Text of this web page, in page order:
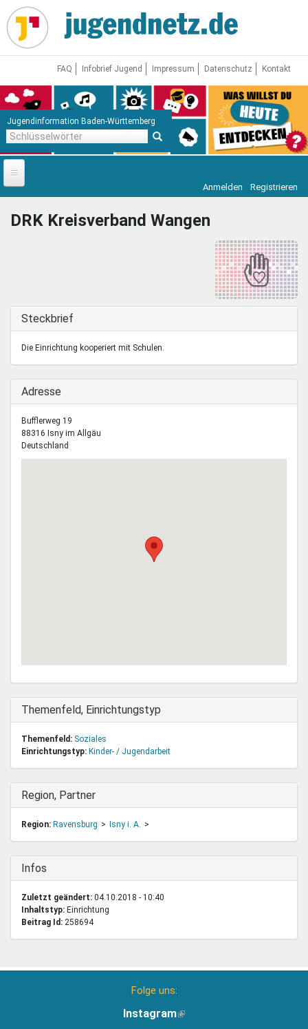
Direkt
zum
Inhalt
FAQ Infobrief Jugend Impressum Datenschutz Kontakt
Jugendinformation Baden-Württemberg
Startseite
News
Mentoren & Projekte
Schule & Beruf
Anmelden Registrieren
DRK Kreisverband Wangen
Ausblenden
Steckbrief
Die Einrichtung kooperiert mit Schulen.
Ausblenden
Adresse
Bufflerweg 19
88316 Isny im Allgäu
Deutschland
Ausblenden
Themenfeld, Einrichtungstyp
Themenfeld: Soziales
Einrichtungstyp: Kinder- / Jugendarbeit
Ausblenden
Region, Partner
Region: Ravensburg Isny i. A.
Ausblenden
Infos
Zuletzt geändert: 04.10.2018 - 10:40
Inhaltstyp:
einrichtung
Beitrag Id: 258694
Folge uns:
Instagram(Link